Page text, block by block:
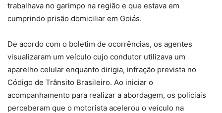
trabalhava no garimpo na região e que estava em
cumprindo prisão domiciliar em Goiás.
De acordo com o boletim de ocorrências, os agentes
visualizaram um veículo cujo condutor utilizava um
aparelho celular enquanto dirigia, infração prevista no
Código de Trânsito Brasileiro. Ao iniciar o
acompanhamento para realizar a abordagem, os policiais
perceberam que o motorista acelerou o veículo na